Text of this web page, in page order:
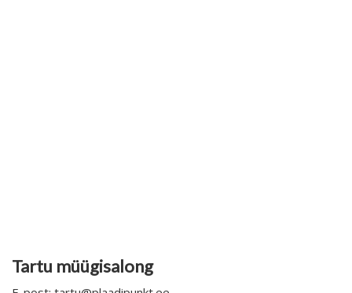
Tartu müügisalong